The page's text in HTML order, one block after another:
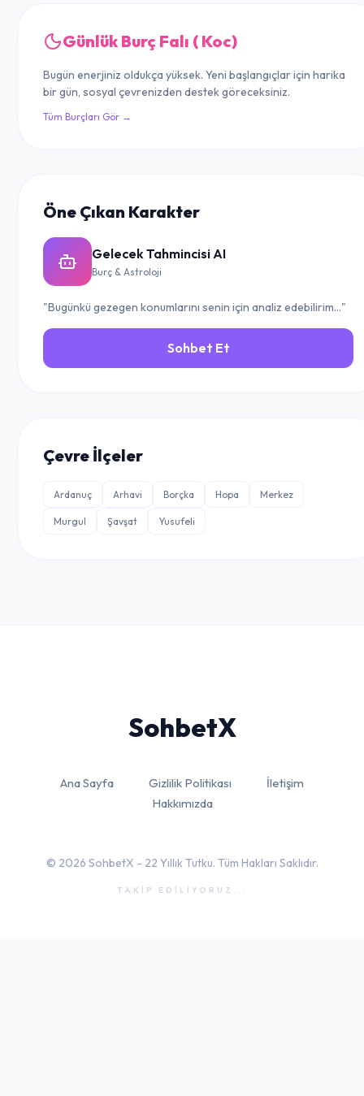
Günlük Burç Falı ( Koc)
Bugün enerjiniz oldukça yüksek. Yeni başlangıçlar için harika
bir gün, sosyal çevrenizden destek göreceksiniz.
Tüm Burçları Gör →
Öne Çıkan Karakter
Gelecek Tahmincisi AI
Burç & Astroloji
"Bugünkü gezegen konumlarını senin için analiz edebilirim..."
Sohbet Et
Çevre İlçeler
Ardanuç Arhavi Borçka Hopa Merkez
Murgul Şavşat Yusufeli
SohbetX
Ana Sayfa Gizlilik Politikası
İletişim
Hakkımızda
© 2026 SohbetX - 22 Yıllık Tutku. Tüm Hakları Saklıdır.
TAKİP EDİLİYORUZ...